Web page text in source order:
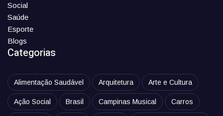
Social
Saúde
Esporte
Blogs
Categorias
Alimentação Saudável Arquitetura Arte e Cultura
Ação Social Brasil Campinas Musical Carros